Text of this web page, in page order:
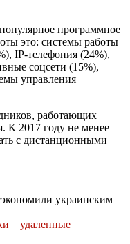
программное
это: системы работы
IP-телефония (24%),
соцсети (15%),
управления
работающих
К 2017 году не менее
с дистанционными
украинским
удаленные